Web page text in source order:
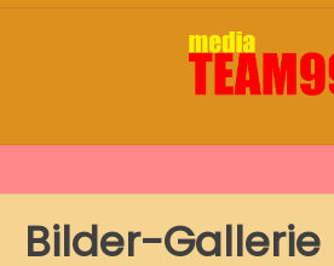
Bilder-Gallerie